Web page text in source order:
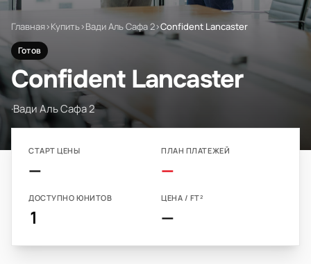
Главная›Купить›Вади Аль Сафа 2›Confident Lancaster
Готов
Confident Lancaster
·Вади Аль Сафа 2
СТАРТ ЦЕНЫ
—
ПЛАН ПЛАТЕЖЕЙ
—
ДОСТУПНО ЮНИТОВ
1
ЦЕНА / FT²
—